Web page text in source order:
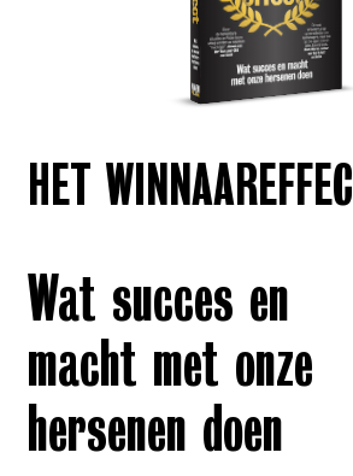
HET WINNAAREFFECT
Wat succes en
macht met onze
hersenen doen